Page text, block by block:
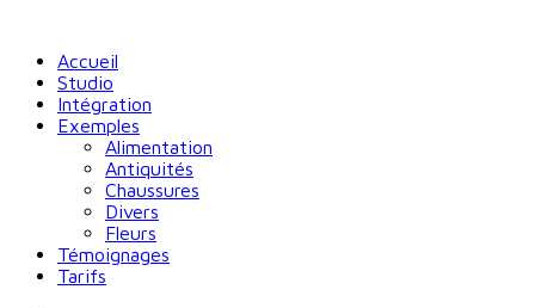
Accueil
Studio
Intégration
Exemples
Alimentation
Antiquités
Chaussures
Divers
Fleurs
Témoignages
Tarifs